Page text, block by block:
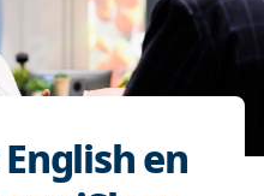
en